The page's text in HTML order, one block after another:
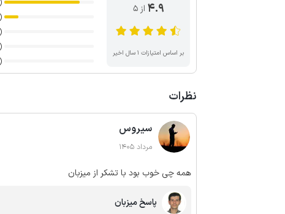
4.9 از ۵
بر اساس امتیازات ۱ سال اخیر
نظرات
سیروس
مرداد 1405
همه چی خوب بود با تشکر از میزبان
پاسخ میزبان